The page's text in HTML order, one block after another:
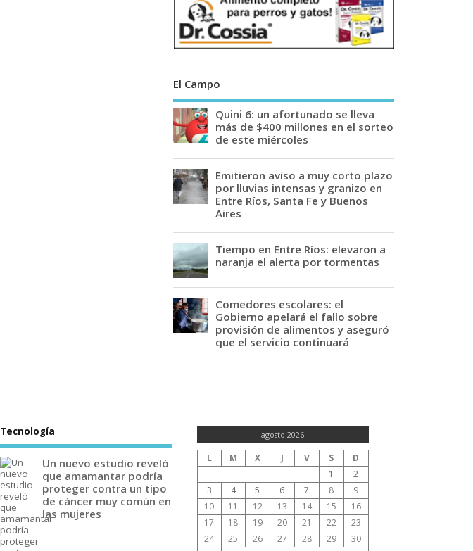
El Campo
Quini 6: un afortunado se lleva
más de $400 millones en el sorteo
de este miércoles
Emitieron aviso a muy corto plazo
por lluvias intensas y granizo en
Entre Ríos, Santa Fe y Buenos
Aires
Tiempo en Entre Ríos: elevaron a
naranja el alerta por tormentas
Comedores escolares: el
Gobierno apelará el fallo sobre
provisión de alimentos y aseguró
que el servicio continuará
Tecnología
Un nuevo estudio reveló
que amamantar podría
proteger contra un tipo
de cáncer muy común en
las mujeres
agosto 2026
L M X J V S
D
1
2
3
4 5 6 7 8
9
10
11 12 13 14 15
16
17
18 19 20 21 22
23
24
25 26 27 28 29
30